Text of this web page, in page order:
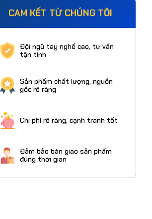
CAM KẾT TỪ CHÚNG TÔI
Đội ngũ tay nghề cao, tư vấn
tận tình
Sản phẩm chất lượng, nguồn
gốc rõ ràng
Chi phí rõ ràng, cạnh tranh tốt
Đảm bảo bàn giao sản phẩm
đúng thời gian